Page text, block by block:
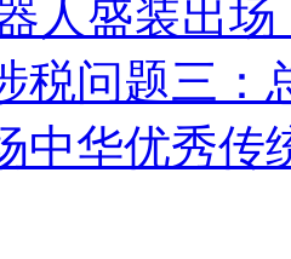
人盛装出场
税问题三：
中华优秀